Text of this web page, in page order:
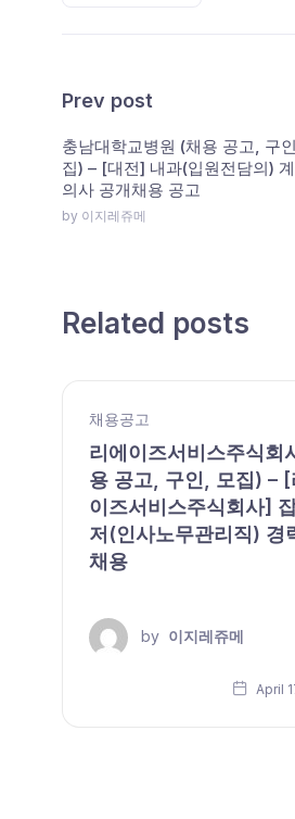
Prev post
충남대학교병원 (채용 공고, 구
집) – [대전] 내과(입원전담의)
의사 공개채용 공고
by 이지레쥬메
Related posts
채용공고
리에이즈서비스주식회
용 공고, 구인, 모집) – [
이즈서비스주식회사]
저(인사노무관리직) 경
채용
by 이지레쥬메
April